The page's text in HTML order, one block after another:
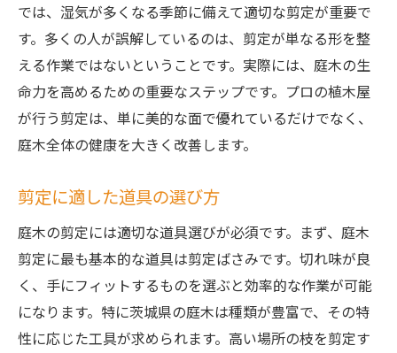
庭木剪定のタイミングと茨城県の気候に合わせ
た方法
四季を通じた剪定スケジュール
茨城県の気候を考慮した剪定方法
季節ごとの庭木の手入れポイント
茨城県での剪定に最適な時期
気候変動に対応した剪定法
茨城県で庭木を選ぶときに注意すべきポイント
と剪定方法
庭木選びの基本的なポイント
地域に適した庭木の種類
では、湿気が多くなる季節に備えて適切な剪定が重要で
す。多くの人が誤解しているのは、剪定が単なる形を整
える作業ではないということです。実際には、庭木の生
命力を高めるための重要なステップです。プロの植木屋
が行う剪定は、単に美的な面で優れているだけでなく、
庭木全体の健康を大きく改善します。
剪定に適した道具の選び方
庭木の剪定には適切な道具選びが必須です。まず、庭木
剪定に最も基本的な道具は剪定ばさみです。切れ味が良
く、手にフィットするものを選ぶと効率的な作業が可能
になります。特に茨城県の庭木は種類が豊富で、その特
性に応じた工具が求められます。高い場所の枝を剪定す